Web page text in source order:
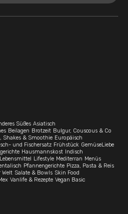
Süßes Asiatisch
Beilagen Brotzeit Bulgur, Couscous & Co
Shakes & Smoothie Europäisch
und Fischersatz Frühstück GemüseLiebe
Hausmannskost Indisch
Lebensmittel Lifestyle Mediterran Menüs
Pfannengerichte Pizza, Pasta & Reis
Welt Salate & Bowls Skin Food
Vanlife & Rezepte Vegan Basic